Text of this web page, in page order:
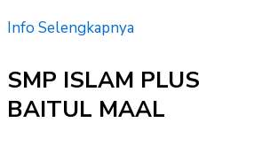
Info Selengkapnya
SMP ISLAM PLUS
BAITUL MAAL